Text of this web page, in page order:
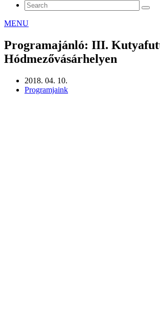
MENU
Programajánló: III.
Hódmezővásárhelyen
2018. 04. 10.
Programjaink